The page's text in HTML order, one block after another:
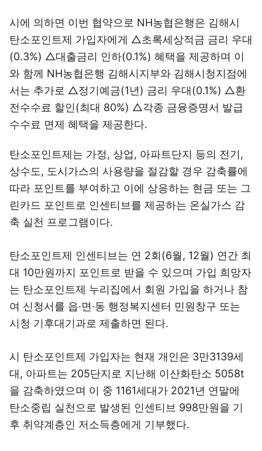
시에 의하면 이번 협약으로 NH농협은행은 김해시
탄소포인트제 가입자에게 △초록세상적금 금리 우대
(0.3%) △대출금리 인하(0.1%) 혜택을 제공하며 이
와 함께 NH농협은행 김해시지부와 김해시청지점에
서는 추가로 △정기예금(1년) 금리 우대(0.1%) △환
전수수료 할인(최대 80%) △각종 금융증명서 발급
수수료 면제 혜택을 제공한다.
탄소포인트제는 가정, 상업, 아파트단지 등의 전기,
상수도, 도시가스의 사용량을 절감할 경우 감축률에
따라 포인트를 부여하고 이에 상응하는 현금 또는 그
린카드 포인트로 인센티브를 제공하는 온실가스 감
축 실천 프로그램이다.
탄소포인트제 인센티브는 연 2회(6월, 12월) 연간 최
대 10만원까지 포인트로 받을 수 있으며 가입 희망자
는 탄소포인트제 누리집에서 회원 가입을 하거나 참
여 신청서를 읍·면·동 행정복지센터 민원창구 또는
시청 기후대기과로 제출하면 된다.
시 탄소포인트제 가입자는 현재 개인은 3만3139세
대, 아파트는 205단지로 지난해 이산화탄소 5058t
을 감축하였으며 이 중 1161세대가 2021년 연말에
탄소중립 실천으로 발생된 인센티브 998만원을 기
후 취약계층인 저소득층에게 기부했다.